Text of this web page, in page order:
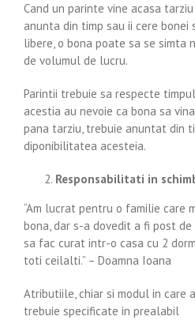
Cand un parinte vine acasa
anunta din timp sau ii cere
libere, o bona poate sa se simta
de volumul de lucru.
Parintii trebuie sa respecte
acestia au nevoie ca bona sa
pana tarziu, trebuie anuntat din
diponibilitatea acesteia.
Responsabilitati in
“Am lucrat pentru o familie care
bona, dar s-a dovedit a fi post
sa fac curat intr-o casa cu 2
toti ceilalti.” – Doamna Ioana
Atributiile, chiar si modul in care
trebuie specificate in prealabil